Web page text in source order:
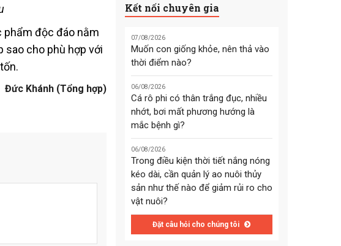
phẩm độc đáo nằm
cho phù hợp với
Đức Khánh (Tổng hợp)
Kết nối chuyên gia
07/08/2026
Muốn con giống khỏe, nên thả vào
thời điểm nào?
06/08/2026
Cá rô phi có thân trắng đục, nhiều
nhớt, bơi mất phương hướng là
mắc bệnh gì?
06/08/2026
Trong điều kiện thời tiết nắng nóng
kéo dài, cần quản lý ao nuôi thủy
sản như thế nào để giảm rủi ro cho
vật nuôi?
Đặt câu hỏi cho chúng tôi